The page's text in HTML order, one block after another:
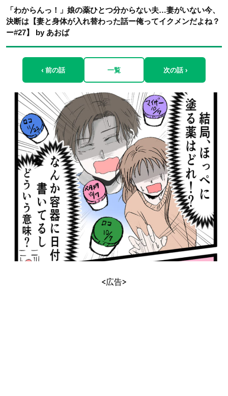
「わからんっ！」娘の薬ひとつ分からない夫…妻がいない今、
決断は【妻と身体が入れ替わった話ー俺ってイクメンだよね？
ー#27】 by あおば
‹ 前の話 一覧 次の話 ›
<広告>